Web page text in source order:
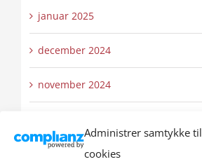
Administrer samtykke til
cookies
januar 2025
december 2024
november 2024
september 2024